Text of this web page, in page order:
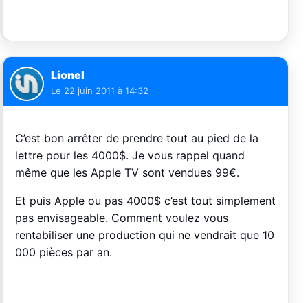
Lionel
Le 22 juin 2011 à 14:32
C’est bon arrêter de prendre tout au pied de la
lettre pour les 4000$. Je vous rappel quand
même que les Apple TV sont vendues 99€.
Et puis Apple ou pas 4000$ c’est tout simplement
pas envisageable. Comment voulez vous
rentabiliser une production qui ne vendrait que 10
000 pièces par an.